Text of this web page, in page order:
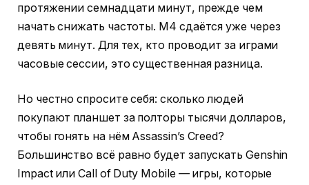
протяжении семнадцати минут, прежде чем
начать снижать частоты. M4 сдаётся уже через
девять минут. Для тех, кто проводит за играми
часовые сессии, это существенная разница.
Но честно спросите себя: сколько людей
покупают планшет за полторы тысячи долларов,
чтобы гонять на нём Assassin’s Creed?
Большинство всё равно будет запускать Genshin
Impact или Call of Duty Mobile — игры, которые